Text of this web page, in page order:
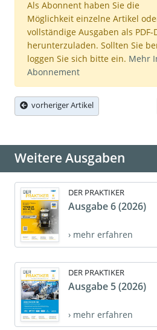
Als Abonnent haben Sie die
Möglichkeit einzelne Artikel
vollständige Ausgaben als PDF-
herunterzuladen. Sollten Sie
loggen Sie sich bitte ein. Mehr
Abonnement
vorheriger Artikel
Weitere Ausgaben
DER PRAKTIKER
Ausgabe 6 (2026)
› mehr erfahren
DER PRAKTIKER
Ausgabe 5 (2026)
› mehr erfahren